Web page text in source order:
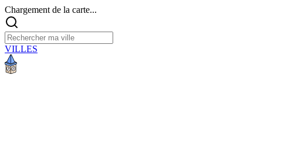
Chargement de la carte...
VILLES